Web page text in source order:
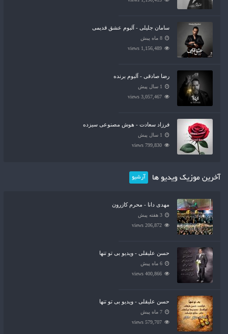
سامان جلیلی - آلبوم عشق قدیمی
8 ماه پیش
1,156,489 views
رضا صادقی - آلبوم برنده
1 سال پیش
3,057,467 views
فرزاد سعادت - هوش مصنوعی سیزده
1 سال پیش
799,830 views
آخرین موزیک ویدیو ها آرشیو
مهدی دانا - محرم کازرون
3 هفته پیش
206,872 views
حسن علیقلی - ویدیو بی تو تنها
6 ماه پیش
400,866 views
حسن علیقلی - ویدیو بی تو تنها
7 ماه پیش
579,707 views